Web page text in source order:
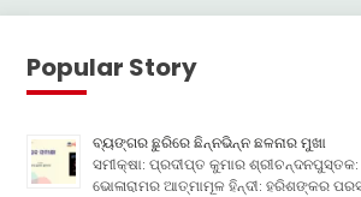
Popular Story
ବ୍ୟଙ୍ଗର ଛୁରିରେ ଛିନ୍ନଭିନ୍ନ ଛଳନାର ମୁଖା
ସମୀକ୍ଷା: ପ୍ରଦୀପ୍ତ କୁମାର ଶ୍ରୀଚନ୍ଦନପୁସ୍ତକ:
ଭୋଳାରାମର ଆତ୍ମାମୂଳ ହିନ୍ଦୀ: ହରିଶଙ୍କର